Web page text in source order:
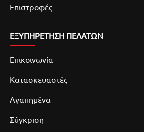
Επιστροφές
ΕΞΥΠΗΡΕΤΗΣΗ ΠΕΛΑΤΩΝ
Επικοινωνία
Κατασκευαστές
Αγαπημένα
Σύγκριση